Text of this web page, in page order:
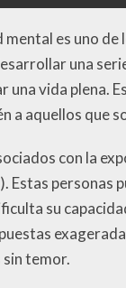
mental es uno
una
una vida plena.
a aquellos que
con la
Estas
su
temor.